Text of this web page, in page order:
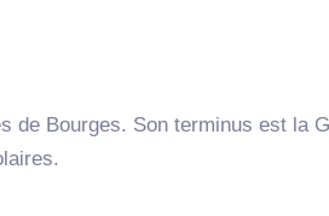
Bourges. Son terminus est la